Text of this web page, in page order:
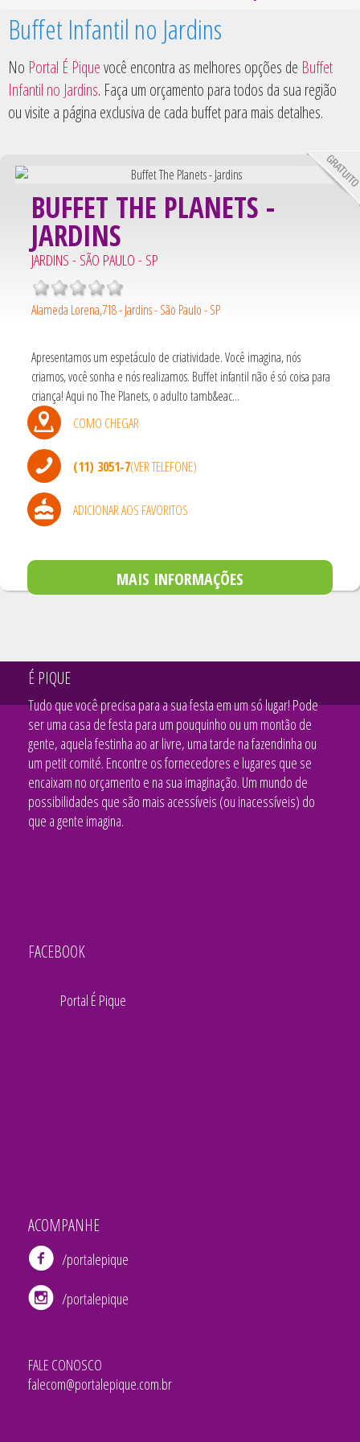
Buffet Infantil no Jardins
No Portal É Piquevocê encontra as melhores opções de Buffet
Infantil no Jardins. Faça um orçamento para todos da sua região
ou visite a página exclusiva de cada buffet para mais detalhes.
BUFFET THE PLANETS -
JARDINS
JARDINS - SÃO PAULO - SP
Alameda Lorena,718 - Jardins - São Paulo - SP
Apresentamos um espetáculo de criatividade. Você imagina, nós
criamos, você sonha e nós realizamos. Buffet infantil não é só coisa para
criança! Aqui no The Planets, o adulto tamb&eac...
COMO CHEGAR
(11) 3051-7(VER TELEFONE)
ADICIONAR AOS FAVORITOS
MAIS INFORMAÇÕES
É PIQUE
Tudo que você precisa para a sua festa em um só lugar! Pode
ser uma casa de festa para um pouquinho ou um montão de
gente, aquela festinha ao ar livre, uma tarde na fazendinha ou
um petit comité. Encontre os fornecedores e lugares que se
encaixam no orçamento e na sua imaginação. Um mundo de
possibilidades que são mais acessíveis (ou inacessíveis) do
que a gente imagina.
FACEBOOK
Portal É Pique
ACOMPANHE
/portalepique
/portalepique
FALE CONOSCO
falecom@portalepique.com.br